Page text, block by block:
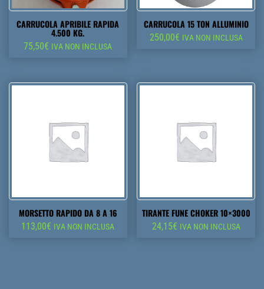
CARRUCOLA APRIBILE RAPIDA
4.500 KG.
75,50€ IVA NON INCLUSA
CARRUCOLA 15 TON ALLUMINIO
250,00€ IVA NON INCLUSA
MORSETTO RAPIDO DA 8 A 16
113,00€ IVA NON INCLUSA
TIRANTE FUNE CHOKER 10×3000
24,15€ IVA NON INCLUSA